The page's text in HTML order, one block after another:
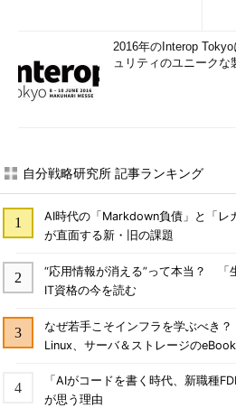
2016年のInterop
ュリティのユニークな
自分戦略研究所 記事ランキング
AI時代の「Markdown負債」と「レ
が直面する新・旧の課題
“応用情報が消える”って本当？ 「
IT資格の今を読む
なぜ若手こそインフラを学ぶべき
Linux、サーバ＆ストレージのeBook
「AIがコードを書く時代、新職種
が思う理由